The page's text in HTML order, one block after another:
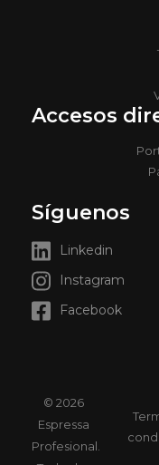
Accesos
Síguenos
Linkedin
Instagram
Facebook
© 2026
Espressa
Profesional.